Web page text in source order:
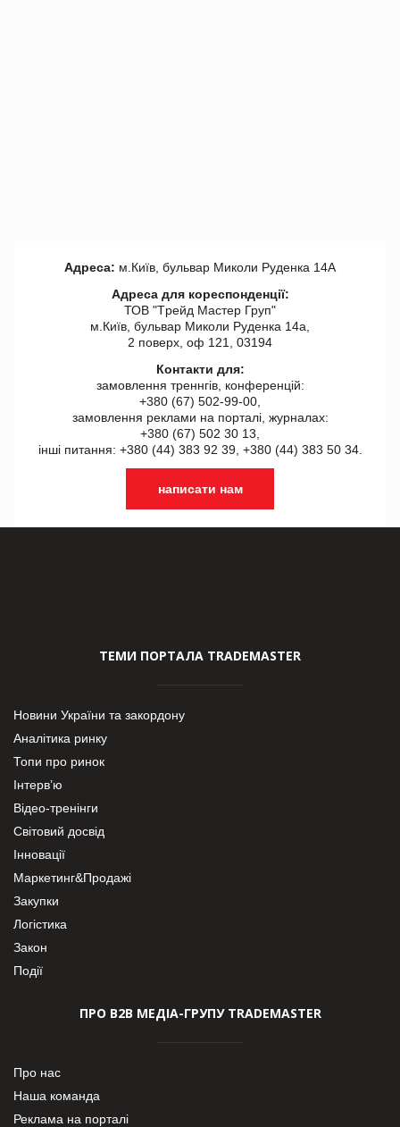
Адреса: м.Київ, бульвар Миколи Руденка 14А
Адреса для кореспонденції:
ТОВ "Tрейд Мастер Груп"
м.Київ, бульвар Миколи Руденка 14а,
2 поверх, оф 121, 03194
Контакти для:
замовлення треннгів, конференцій:
+380 (67) 502-99-00,
замовлення реклами на порталі, журналах:
+380 (67) 502 30 13,
інші питання: +380 (44) 383 92 39, +380 (44) 383 50 34.
написати нам
ТЕМИ ПОРТАЛА TRADEMASTER
Новини України та закордону
Аналітика ринку
Топи про ринок
Інтерв’ю
Відео-тренінги
Світовий досвід
Інновації
Маркетинг&Продажі
Закупки
Логістика
Закон
Події
ПРО В2В МЕДІА-ГРУПУ TRADEMASTER
Про нас
Наша команда
Реклама на порталі